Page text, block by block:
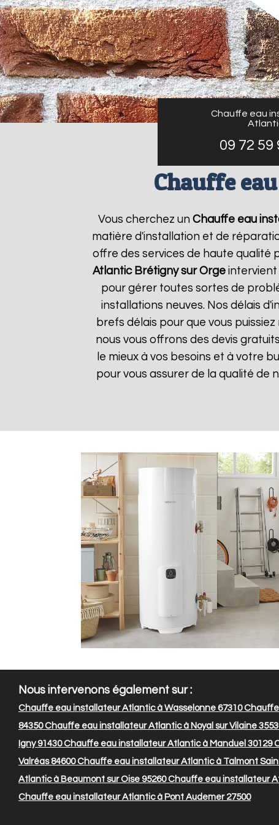
Chauffe eau
09 72 59
Chauffe
Vous cherchez un Chauffe eau
matière d'installation et de
offre des services de haute qualité
Atlantic Brétigny sur Orge intervient
pour gérer toutes sortes de
installations neuves. Nos délais
brefs délais pour que vous
nous vous offrons des devis
le mieux à vos besoins et à votre
pour vous assurer de la qualité de
Nous intervenons également sur :
Chauffe eau installateur Atlantic à Wasselonne 67310Chauffe
84350Chauffe eau installateur Atlantic à Noyal sur Vilaine
Igny 91430Chauffe eau installateur Atlantic à Manduel 30129
Valréas 84600Chauffe eau installateur Atlantic à Talmont
Atlantic à Beaumont sur Oise 95260Chauffe eau installateur
Chauffe eau installateur Atlantic à Pont Audemer 27500